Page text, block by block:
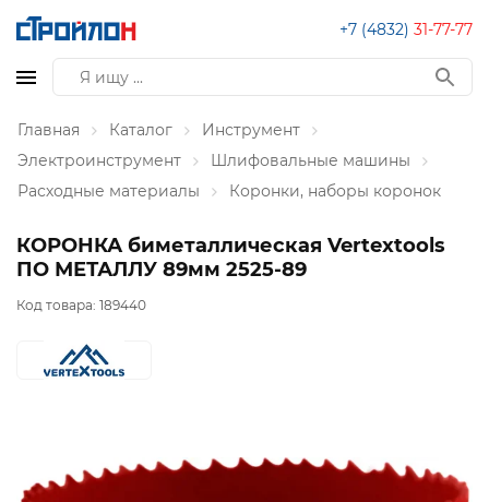
+7 (4832) 31-77-77
Главная Каталог
Инструмент
Электроинструмент
Шлифовальные машины
Расходные материалы
Коронки, наборы коронок
КОРОНКА биметаллическая Vertextools
ПО МЕТАЛЛУ 89мм 2525-89
Код товара: 189440